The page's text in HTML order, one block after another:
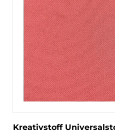
Kreativstoff